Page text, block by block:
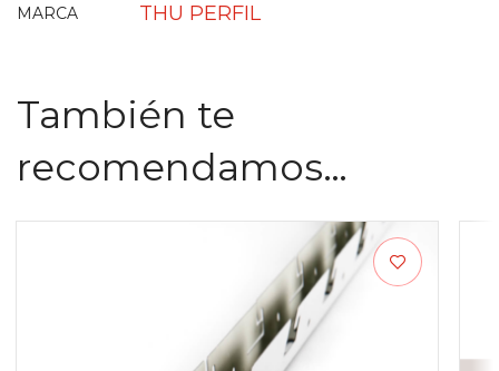
MARCA THU PERFIL
También te
recomendamos…